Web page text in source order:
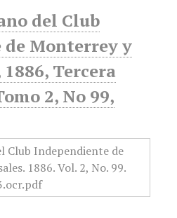
del Club
Monterrey y
1886, Tercera
2, No 99,